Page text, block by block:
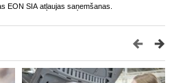
EON SIA atļaujas saņemšanas.